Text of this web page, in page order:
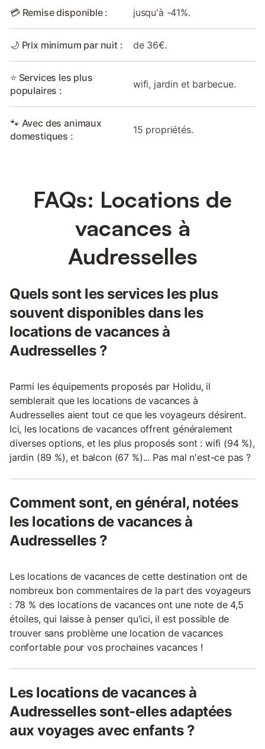
💳 Remise disponible : jusqu'à -41%.
🌙 Prix minimum par nuit : de 36€.
⭐ Services les plus
populaires :
wifi, jardin et barbecue.
🐾 Avec des animaux
domestiques :
15 propriétés.
FAQs: Locations de
vacances à
Audresselles
Quels sont les services les plus
souvent disponibles dans les
locations de vacances à
Audresselles ?
Parmi les équipements proposés par Holidu, il
semblerait que les locations de vacances à
Audresselles aient tout ce que les voyageurs désirent.
Ici, les locations de vacances offrent généralement
diverses options, et les plus proposés sont : wifi (94 %),
jardin (89 %), et balcon (67 %)... Pas mal n'est-ce pas ?
Comment sont, en général, notées
les locations de vacances à
Audresselles ?
Les locations de vacances de cette destination ont de
nombreux bon commentaires de la part des voyageurs
: 78 % des locations de vacances ont une note de 4,5
étoiles, qui laisse à penser qu'ici, il est possible de
trouver sans problème une location de vacances
confortable pour vos prochaines vacances !
Les locations de vacances à
Audresselles sont-elles adaptées
aux voyages avec enfants ?